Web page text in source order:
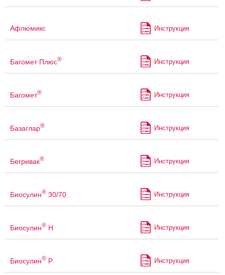
Афлюмикс Инструкция
Багомет Плюс® Инструкция
Багомет® Инструкция
Базаглар® Инструкция
Бегривак® Инструкция
Биосулин® 30/70 Инструкция
Биосулин® Н Инструкция
Биосулин® Р Инструкция